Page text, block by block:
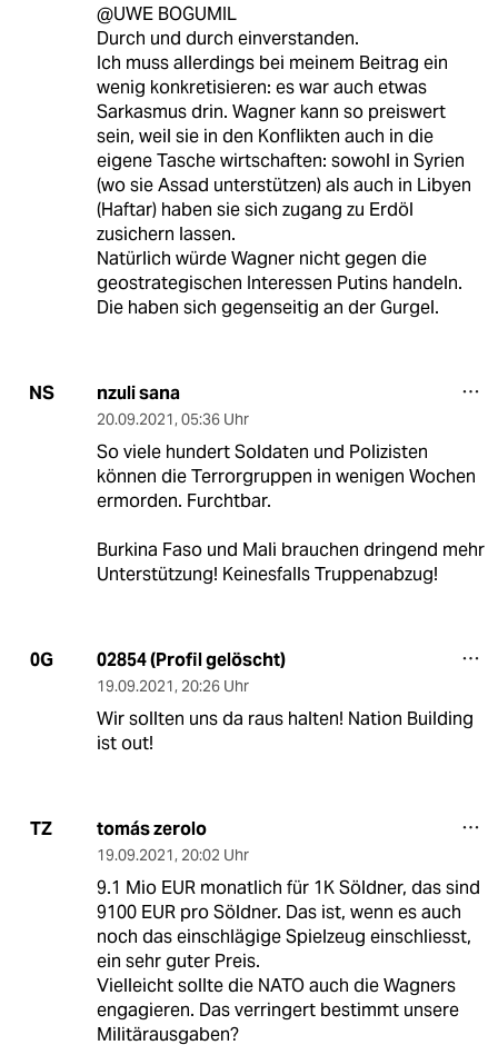
@UWE BOGUMIL
Durch und durch einverstanden.
Ich muss allerdings bei meinem Beitrag ein
wenig konkretisieren: es war auch etwas
Sarkasmus drin. Wagner kann so preiswert
sein, weil sie in den Konflikten auch in die
eigene Tasche wirtschaften: sowohl in Syrien
(wo sie Assad unterstützen) als auch in Libyen
(Haftar) haben sie sich zugang zu Erdöl
zusichern lassen.
Natürlich würde Wagner nicht gegen die
geostrategischen Interessen Putins handeln.
Die haben sich gegenseitig an der Gurgel.
NS nzuli sana
20.09.2021, 05:36 Uhr
So viele hundert Soldaten und Polizisten
können die Terrorgruppen in wenigen Wochen
ermorden. Furchtbar.
Burkina Faso und Mali brauchen dringend mehr
Unterstützung! Keinesfalls Truppenabzug!
0G 02854 (Profil gelöscht)
19.09.2021, 20:26 Uhr
Wir sollten uns da raus halten! Nation Building
ist out!
TZ tomás zerolo
19.09.2021, 20:02 Uhr
9.1 Mio EUR monatlich für 1K Söldner, das sind
9100 EUR pro Söldner. Das ist, wenn es auch
noch das einschlägige Spielzeug einschliesst,
ein sehr guter Preis.
Vielleicht sollte die NATO auch die Wagners
engagieren. Das verringert bestimmt unsere
Militärausgaben?